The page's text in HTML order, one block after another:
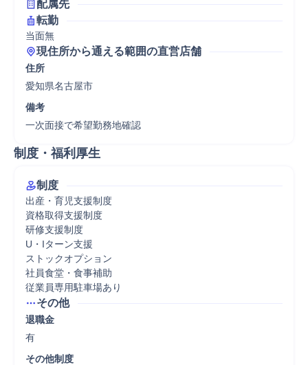
配属先
転勤
当面無
現住所から通える範囲の直営店舗
住所
愛知県名古屋市
備考
一次面接で希望勤務地確認
制度・福利厚生
制度
出産・育児支援制度
資格取得支援制度
研修支援制度
U・Iターン支援
ストックオプション
社員食堂・食事補助
従業員専用駐車場あり
その他
退職金
有
その他制度